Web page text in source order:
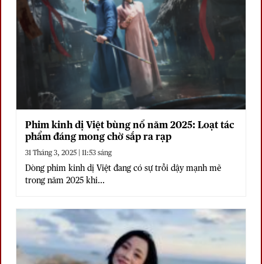
Phim kinh dị Việt bùng nổ năm 2025: Loạt tác
phẩm đáng mong chờ sắp ra rạp
31 Tháng 3, 2025 | 11:53 sáng
Dòng phim kinh dị Việt đang có sự trỗi dậy mạnh mẽ
trong năm 2025 khi...